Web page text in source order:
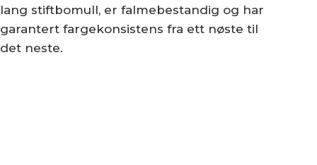
lang stiftbomull, er falmebestandig og har
garantert fargekonsistens fra ett nøste til
det neste.